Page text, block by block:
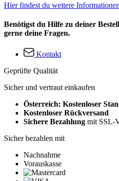
Hier findest du weitere
Benötigst du Hilfe zu deiner
gerne deine Fragen.
Kontakt
Geprüfte Qualität
Sicher und vertraut einkaufen
Österreich: Kostenloser
Kostenloser Rückversand
Sichere Bezahlung mit SSL-
Sicher bezahlen mit
Nachnahme
Vorauskasse